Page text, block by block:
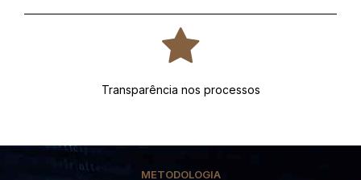
Transparência nos processos
METODOLOGIA